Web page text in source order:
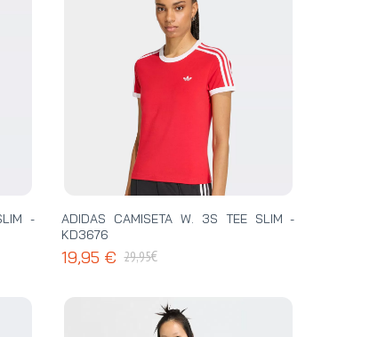
-
ADIDAS CAMISETA W. 3S TEE SLIM -
KD3676
19,95 € 29,95€